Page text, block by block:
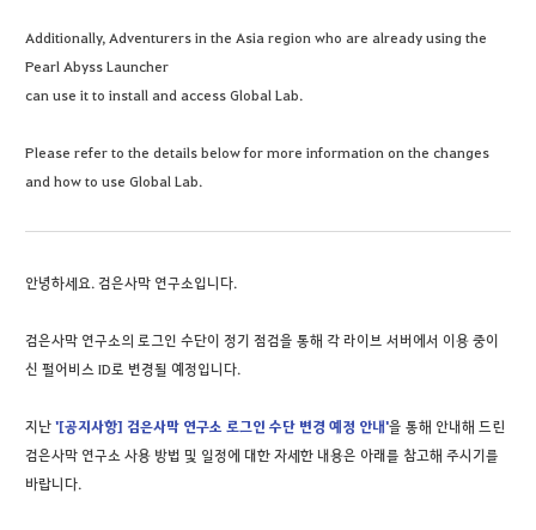
Additionally, Adventurers in the Asia region who are already using the
Pearl Abyss Launcher
can use it to install and access Global Lab.
Please refer to the details below for more information on the changes
and how to use Global Lab.
안녕하세요. 검은사막 연구소입니다.
검은사막 연구소의 로그인 수단이 정기 점검을 통해 각 라이브 서버에서 이용 중이
신 펄어비스 ID로 변경될 예정입니다.
지난'[공지사항] 검은사막 연구소 로그인 수단 변경 예정 안내'을 통해 안내해 드린
검은사막 연구소 사용 방법 및 일정에 대한 자세한 내용은 아래를 참고해 주시기를
바랍니다.